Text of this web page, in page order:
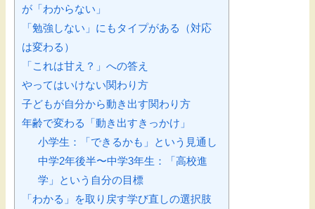
が「わからない」
「勉強しない」にもタイプがある（対応
は変わる）
「これは甘え？」への答え
やってはいけない関わり方
子どもが自分から動き出す関わり方
年齢で変わる「動き出すきっかけ」
小学生：「できるかも」という見通し
中学2年後半〜中学3年生：「高校進
学」という自分の目標
「わかる」を取り戻す学び直しの選択肢